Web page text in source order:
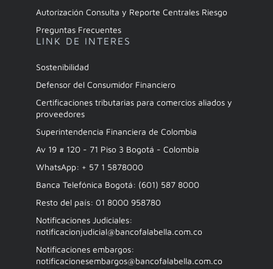
Autorización Consulta y Reporte Centrales Riesgo
Preguntas Frecuentes
LINK DE INTERES
Sostenibilidad
Defensor del Consumidor Financiero
Certificaciones tributarias para comercios aliados y
proveedores
Superintendencia Financiera de Colombia
Av 19 # 120 - 71 Piso 3 Bogotá - Colombia
WhatsApp: + 57 1 5878000
Banca Telefónica Bogotá: (601) 587 8000
Resto del país: 01 8000 958780
Notificaciones Judiciales:
notificacionjudicial@bancofalabella.com.co
Notificaciones embargos:
notificacionesembargos@bancofalabella.com.co